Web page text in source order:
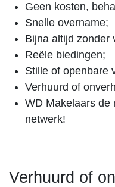
Geen kosten,
Snelle overname;
Bijna altijd zonder
Reële biedingen;
Stille of openbare
Verhuurd of
WD Makelaars de
netwerk!
Verhuurd of